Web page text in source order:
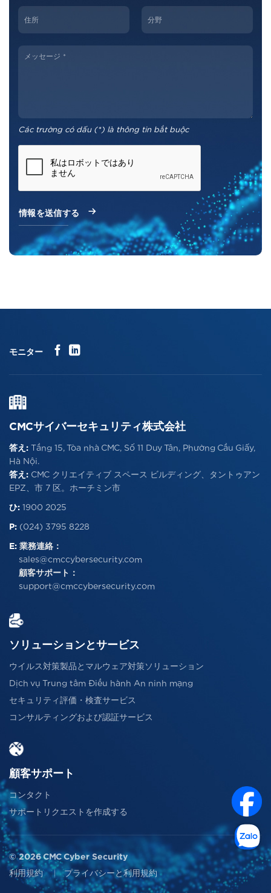
Các trường có dấu (*) là thông tin bắt buộc
モニター
CMCサイバーセキュリティ株式会社
答え: Tầng 15, Tòa nhà CMC, Số 11 Duy Tân, Phường Cầu Giấy,
Hà Nội.
答え: CMC クリエイティブ スペース ビルディング、タントゥアン
EPZ、市 7 区。ホーチミン市
ひ: 1900 2025
P: (024) 3795 8228
E: 業務連絡：
sales@cmccybersecurity.com
顧客サポート：
support@cmccybersecurity.com
ソリューションとサービス
ウイルス対策製品とマルウェア対策ソリューション
Dịch vụ Trung tâm Điều hành An ninh mạng
セキュリティ評価・検査サービス
コンサルティングおよび認証サービス
顧客サポート
コンタクト
サポートリクエストを作成する
© 2026 CMC Cyber Security
利用規約
プライバシーと利用規約